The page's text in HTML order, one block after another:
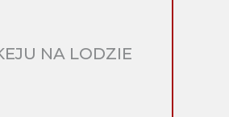
NA LODZIE